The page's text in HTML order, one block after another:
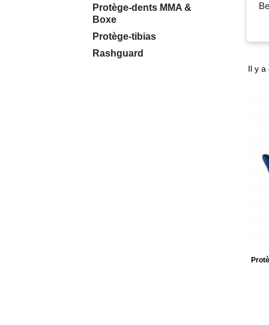
Protège-dents MMA &
Boxe
Protège-tibias
Rashguard
Il y a